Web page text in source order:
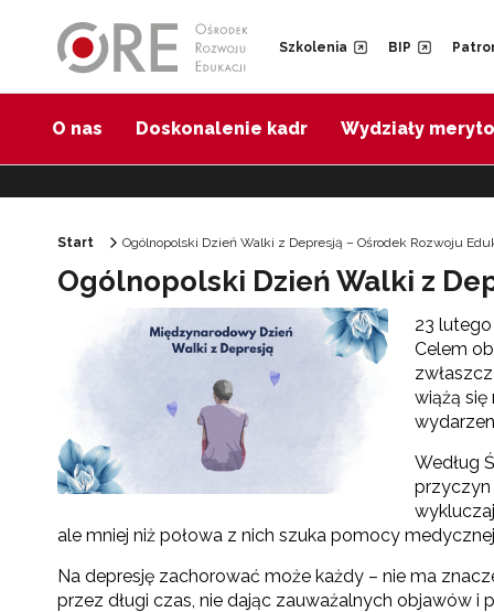
Szkolenia BIP
O nas Doskonalenie kadr Wydziały
Start Ogólnopolski Dzień Walki z Depresją – Ośrodek Rozwoju
Ogólnopolski Dzień Walki z
23
Celem
wiążą
Według
przyczyn
ale mniej niż połowa z nich szuka pomocy
Na depresję zachorować może każdy – nie ma
przez długi czas, nie dając zauważalnych objawów